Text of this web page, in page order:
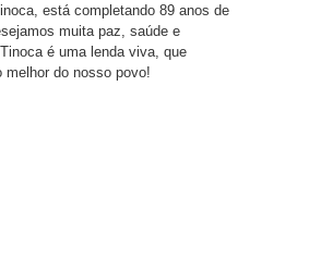
está completando 89 anos de
muita paz, saúde e
é uma lenda viva, que
melhor do nosso povo!